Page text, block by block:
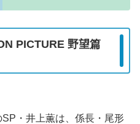
PICTURE 野望篇
・井上薫は、係長・尾形